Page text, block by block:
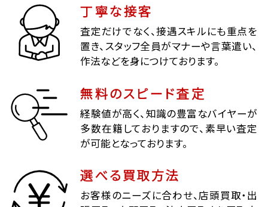
丁寧な接客
査定だけでなく、接遇スキルにも重点を
置き、スタッフ全員がマナーや言葉遣い、
作法などを身につけております。
無料のスピード査定
経験値が高く、知識の豊富なバイヤーが
多数在籍しておりますので、素早い査定
が可能となっております。
選べる買取方法
お客様のニーズに合わせ、店頭買取・出